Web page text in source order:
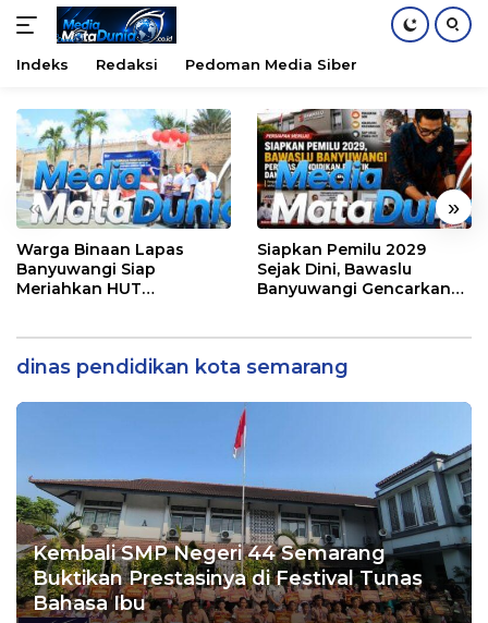
konten
Indeks Redaksi Pedoman Media Siber
« »
Warga Binaan Lapas
Banyuwangi Siap
Meriahkan HUT
Siapkan Pemilu 2029
Sejak Dini, Bawaslu
Banyuwangi Gencarkan
dinas pendidikan kota semarang
Kembali SMP Negeri 44 Semarang
Buktikan Prestasinya di Festival Tunas
Bahasa Ibu